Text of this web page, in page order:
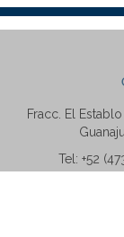
Fracc. El
Tel: +52